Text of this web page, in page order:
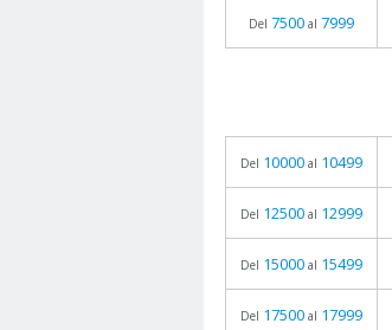
Del 7500 al 7999
Del 10000 al 10499
Del 12500 al 12999
Del 15000 al 15499
Del 17500 al 17999